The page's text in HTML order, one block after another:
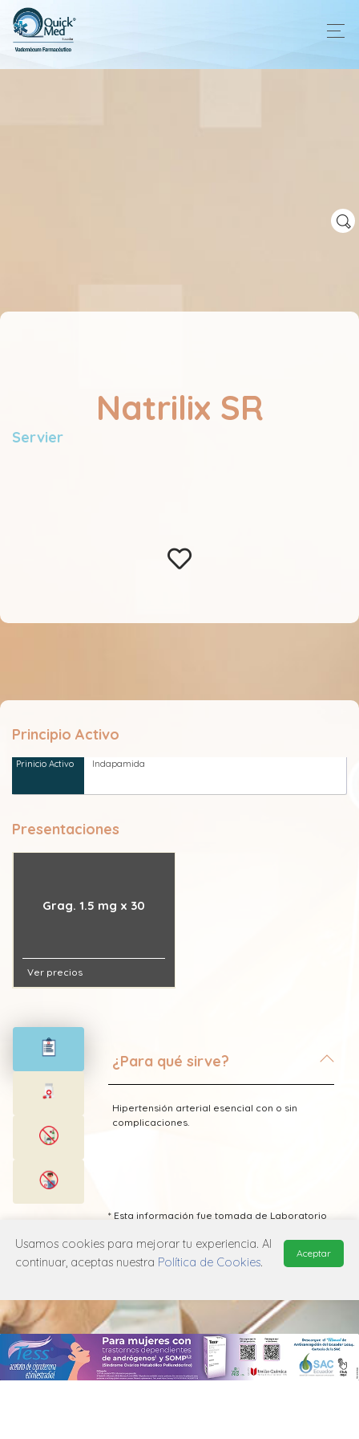
Natrilix SR
Servier
Principio Activo
Indapamida
Presentaciones
Grag. 1.5 mg x 30
Ver precios
¿Para qué sirve?
Hipertensión arterial esencial con o sin
complicaciones.
* Esta información fue tomada de Laboratorio
Farmacéutico Edifarm (ISBN: 9798281009201)
MANUAL DE USUARIO
POLÍTICA DE PRIVACIDAD
POLÍTICA DE COOKIES
Usamos cookies para mejorar tu experiencia. Al
continuar, aceptas nuestra Política de Cookies.
Aceptar